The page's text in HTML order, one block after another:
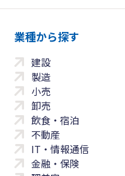
業種から探す
建設
製造
小売
卸売
飲食・宿泊
不動産
IT・情報通信
金融・保険